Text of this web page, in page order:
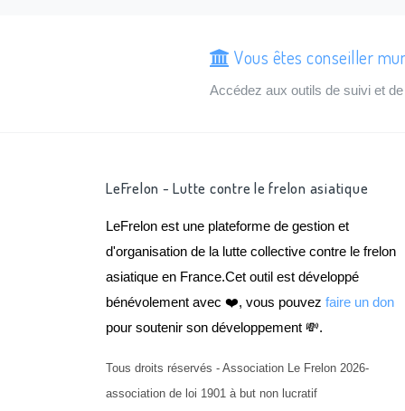
Vous êtes conseiller
Accédez aux outils de suivi et
LeFrelon - Lutte contre le frelon asiatique
LeFrelon est une plateforme de gestion et
d'organisation de la lutte collective contre le frelon
asiatique en France.Cet outil est développé
bénévolement avec ❤️, vous pouvez faire un don
pour soutenir son développement 💸.
Tous droits réservés - Association Le Frelon 2026-
association de loi 1901 à but non lucratif